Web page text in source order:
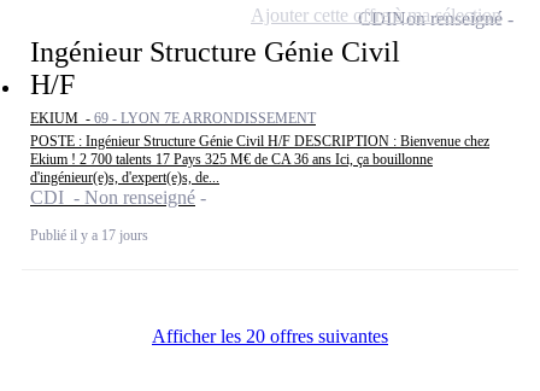
Ingénieur Structure Génie Civil
H/F
EKIUM - 69 - LYON 7E ARRONDISSEMENT
POSTE : Ingénieur Structure Génie Civil H/F DESCRIPTION : Bienvenue chez
Ekium ! 2 700 talents 17 Pays 325 M€ de CA 36 ans Ici, ça bouillonne
d'ingénieur(e)s, d'expert(e)s, de...
CDI - Non renseigné
Publié il y a 17 jours
CDINon renseigné
Ajouter cette offre à ma sélection
Afficher les 20 offres suivantes